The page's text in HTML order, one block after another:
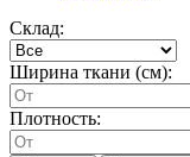
Склад:
Ширина ткани (см):
Плотность: